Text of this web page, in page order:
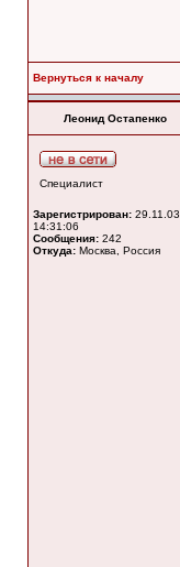
Вернуться к началу
Леонид Остапенко
Специалист
Зарегистрирован: 29.11.03,
14:31:06
Сообщения: 242
Откуда: Москва, Россия